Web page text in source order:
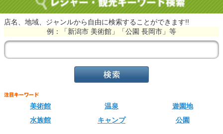
店名、地域、ジャンルから自由に検索することができます!!
例：「新潟市 美術館」「公園 長岡市」等
美術館 温泉
遊園地
水族館
キャンプ 公園